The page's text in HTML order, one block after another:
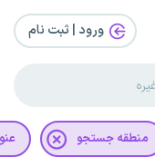
ورود | ثبت‌ نام
منطقه جستجو